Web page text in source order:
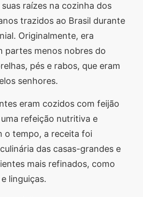
raízes na cozinha dos
trazidos ao Brasil durante
Originalmente, era
partes menos nobres do
pés e rabos, que eram
senhores.
eram cozidos com feijão
refeição nutritiva e
o tempo, a receita foi
das casas-grandes e
mais refinados, como
linguiças.